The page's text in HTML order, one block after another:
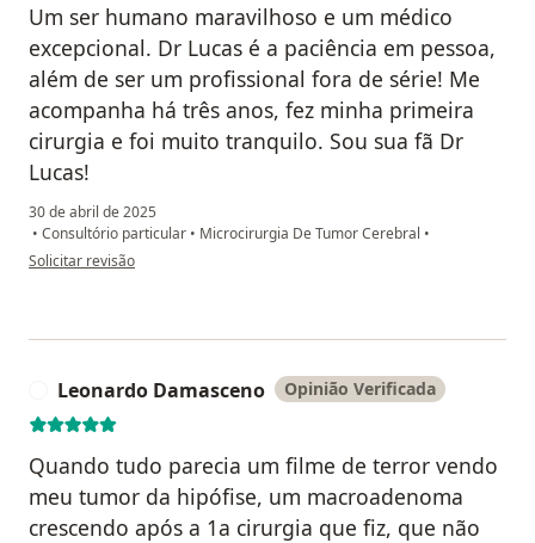
Um ser humano maravilhoso e um médico
excepcional. Dr Lucas é a paciência em pessoa,
além de ser um profissional fora de série! Me
acompanha há três anos, fez minha primeira
cirurgia e foi muito tranquilo. Sou sua fã Dr
Lucas!
30 de abril de 2025
• Consultório particular • Microcirurgia De Tumor Cerebral •
na opinião do utilizador Marcela Rutier
Solicitar revisão
Leonardo Damasceno Opinião Verificada
Quando tudo parecia um filme de terror vendo
meu tumor da hipófise, um macroadenoma
crescendo após a 1a cirurgia que fiz, que não